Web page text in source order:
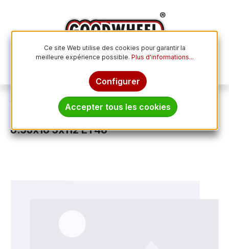
Jantes Jantes en acier
MAK F6560CCSI48VE5X schwarz/silber
6.5Jx16 5x112 ET48
Ce site Web utilise des cookies pour garantir la
meilleure expérience possible. Plus d'informations...
Configurer
Accepter tous les cookies